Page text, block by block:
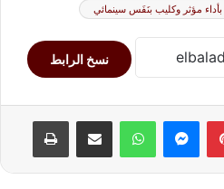
مؤثر وكليب بنَفَس سينمائي
نسخ الرابط
بينتيريست واتساب